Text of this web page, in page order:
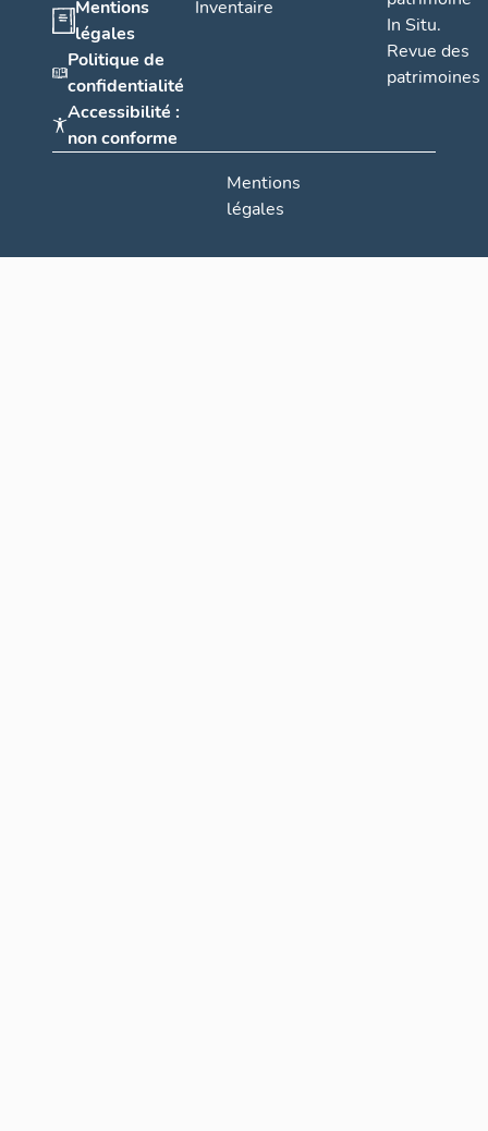
Mentions
légales
Politique de
confidentialité
Accessibilité :
non conforme
Inventaire
In Situ.
Revue des
patrimoines
Mentions
légales